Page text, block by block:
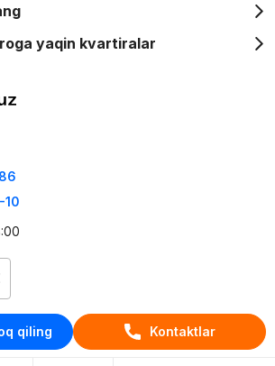
qiling Kontaktlar
yaqin kvartiralar